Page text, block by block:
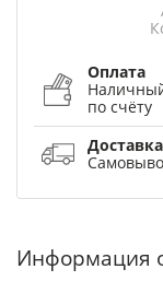
Оплата
по счёту
Доставка
Информация